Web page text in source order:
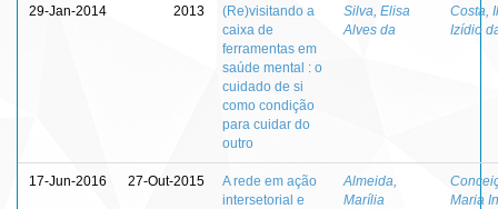
29-Jan-2014 2013
(Re)visitando a
caixa de
ferramentas em
saúde mental : o
cuidado de si
como condição
para cuidar do
outro
Silva, Elisa
Alves da
Costa,
Izídio
17-Jun-2016 27-Out-2015
A rede em ação
intersetorial e
Almeida,
Marília
Maria